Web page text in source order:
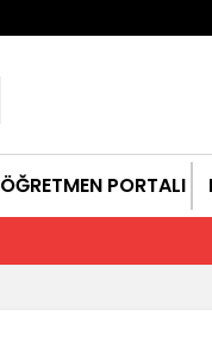
ÖĞRETMEN PORTALI